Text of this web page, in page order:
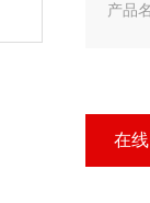
产品
在